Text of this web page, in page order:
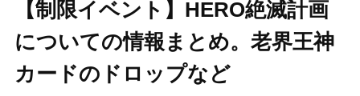
【制限イベント】HERO絶滅計画
についての情報まとめ。老界王神
カードのドロップなど